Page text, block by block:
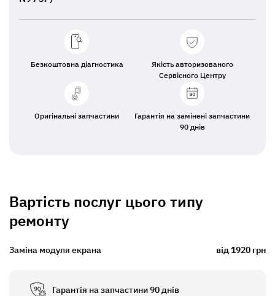
Безкоштовна діагностика
Якість авторизованого
Сервісного Центру
Оригінальні запчастини
Гарантія на замінені запчастини
90 днів
Вартість послуг цього типу
ремонту
Заміна модуля екрана від 1920 грн
Гарантія на запчастини 90 днів